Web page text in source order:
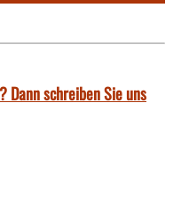
Dann schreiben Sie uns